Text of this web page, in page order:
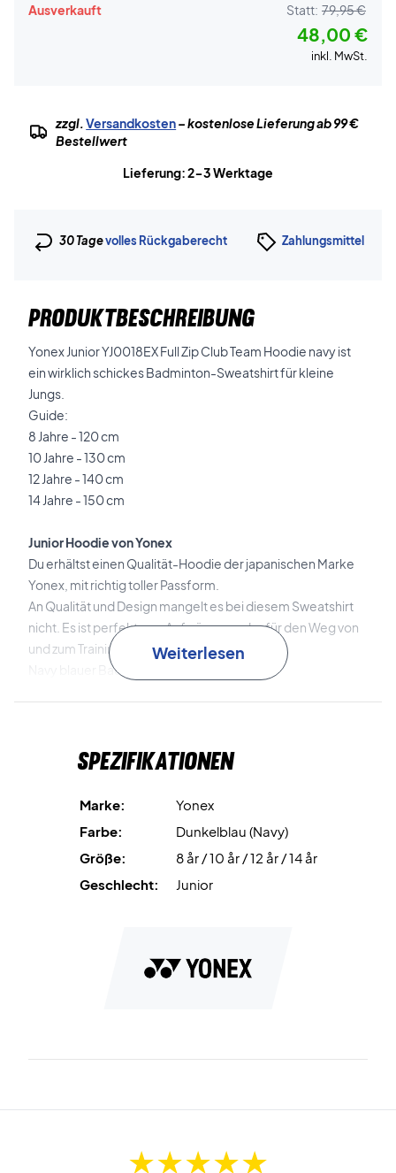
Ausverkauft Statt: 79,95 €
48,00 €
inkl. MwSt.
zzgl.Versandkosten– kostenlose Lieferung ab 99 €
Bestellwert
Lieferung: 2-3 Werktage
30 Tagevolles Rückgaberecht Zahlungsmittel
PRODUKTBESCHREIBUNG
Yonex Junior YJ0018EX Full Zip Club Team Hoodie navy ist
ein wirklich schickes Badminton-Sweatshirt für kleine
Jungs.
Guide:
8 Jahre - 120 cm
10 Jahre - 130 cm
12 Jahre - 140 cm
14 Jahre - 150 cm
Junior Hoodie von Yonex
Du erhältst einen Qualität-Hoodie der japanischen Marke
Yonex, mit richtig toller Passform.
An Qualität und Design mangelt es bei diesem Sweatshirt
nicht. Es ist perfekt zum Aufwärmen oder für den Weg von
und zum Training geeignet.
Navy blauer Badminton-Hoodie für Jungen
Weiteren gibt es zwei offene Taschen, auf jeder Seite des
Material: 100% Polyester
Weiterlesen
Spezifikationen
Marke:
Yonex
Farbe:
Dunkelblau (Navy)
Größe:
8 år / 10 år / 12 år / 14 år
Geschlecht:
Junior